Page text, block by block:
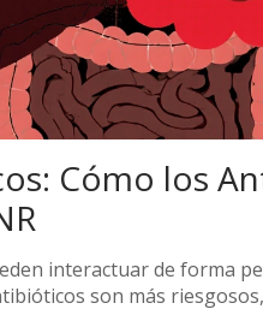
Cómo los
interactuar de forma
son más